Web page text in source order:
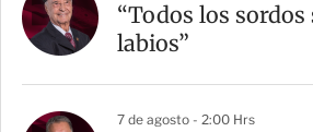
“Todos los sordos
labios”
7 de agosto - 2:00 Hrs